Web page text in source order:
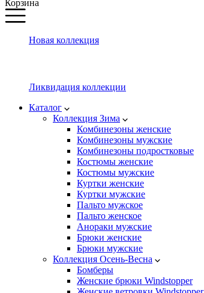
Корзина
Новая коллекция
Ликвидация коллекции
Каталог
Коллекция Зима
Комбинезоны женские
Комбинезоны мужские
Комбинезоны подростковые
Костюмы женские
Костюмы мужские
Куртки женские
Куртки мужские
Пальто мужское
Пальто женское
Анораки мужские
Брюки женские
Брюки мужские
Коллекция Осень-Весна
Бомберы
Женские брюки Windstopper